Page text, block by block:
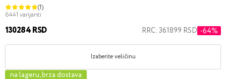
(1)
6441 varijanti
130284 RSD RRC: 361899 RSD -64%
Izaberite veličinu
na lageru, brza dostava